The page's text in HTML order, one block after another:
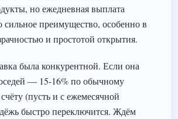
но ежедневная выплата
преимущество, особенно в
и простотой открытия.
была конкурентной. Если она
— 15-16% по обычному
(пусть и с ежемесячной
быстро переключится. Ждём